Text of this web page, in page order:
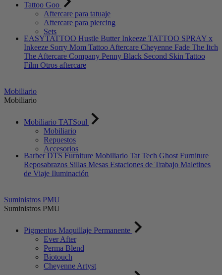
Tattoo Goo
Aftercare para tatuaje
Aftercare para piercing
Sets
EASYTATTOO Hustle Butter Inkeeze TATTOO SPRAY x
Inkeeze Sorry Mom Tattoo Aftercare Cheyenne Fade The Itch
The Aftercare Company Penny Black Second Skin Tattoo
Film Otros aftercare
Mobiliario
Mobiliario
Mobiliario TATSoul
Mobiliario
Repuestos
Accesorios
Barber DTS Furniture Mobiliario Tat Tech Ghost Furniture
Reposabrazos Sillas Mesas Estaciones de Trabajo Maletines
de Viaje Iluminación
Suministros PMU
Suministros PMU
Pigmentos Maquillaje Permanente
Ever After
Perma Blend
Biotouch
Cheyenne Artyst